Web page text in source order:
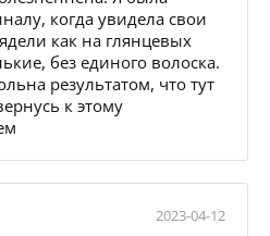
когда увидела свои
как на глянцевых
без единого волоска.
результатом, что тут
к этому
2023-04-12